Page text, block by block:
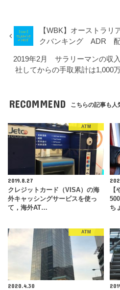
【WBK】オーストラ
クバンキング ADR 配
2019年2月 サラリーマンの収
社してからの手取累計は1,000
RECOMMEND こちらの記事も人
ATM
2019.8.27
クレジットカード（VISA）の海
外キャッシングサービスを使っ
て，海外AT…
ち
ATM
2020.4.30